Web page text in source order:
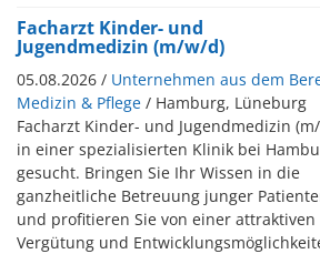
Facharzt Kinder- und
Jugendmedizin (m/w/d)
05.08.2026 / Unternehmen aus dem
Medizin & Pflege / Hamburg, Lüneburg
Facharzt Kinder- und Jugendmedizin
in einer spezialisierten Klinik bei
gesucht. Bringen Sie Ihr Wissen in die
ganzheitliche Betreuung junger
und profitieren Sie von einer attraktiven
Vergütung und